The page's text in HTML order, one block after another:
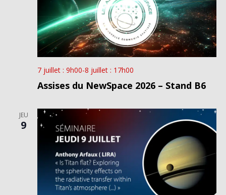
Assises du NewSpace 2026 – Stand B6
7 juillet : 9h00-8 juillet : 17h00
JEU
9